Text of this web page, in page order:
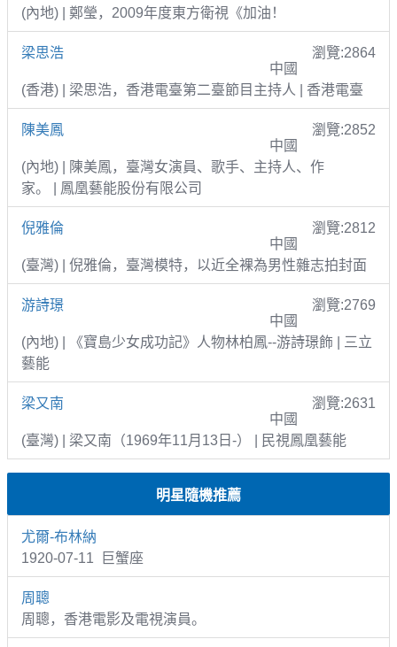
(內地) | 鄭瑩，2009年度東方衛視《加油！
梁思浩
瀏覽:2864
中國
(香港) | 梁思浩，香港電臺第二臺節目主持人 | 香港電臺
陳美鳳
瀏覽:2852
中國
(內地) | 陳美鳳，臺灣女演員、歌手、主持人、作
家。 | 鳳凰藝能股份有限公司
倪雅倫
瀏覽:2812
中國
(臺灣) | 倪雅倫，臺灣模特，以近全裸為男性雜志拍封面
游詩璟
瀏覽:2769
中國
(內地) | 《寶島少女成功記》人物林柏鳳--游詩璟飾 | 三立
藝能
梁又南
瀏覽:2631
中國
(臺灣) | 梁又南（1969年11月13日-） | 民視鳳凰藝能
明星隨機推薦
尤爾-布林納
1920-07-11 巨蟹座
周聰
周聰，香港電影及電視演員。